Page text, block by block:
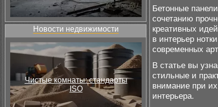
Новости недвижимости
Чистые комнаты: стандарты
ISO
Бетонные
сочетанию
креативных
в интерьер
современных
В статье вы
стильные и
внимание при
интерьера.